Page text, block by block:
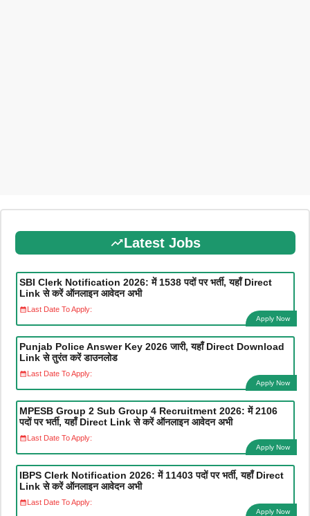
Latest Jobs
SBI Clerk Notification 2026: में 1538 पदों पर भर्ती, यहाँ Direct
Link से करें ऑनलाइन आवेदन अभी
Last Date To Apply:
Apply Now
Punjab Police Answer Key 2026 जारी, यहाँ Direct Download
Link से तुरंत करें डाउनलोड
Last Date To Apply:
Apply Now
MPESB Group 2 Sub Group 4 Recruitment 2026: में 2106
पदों पर भर्ती, यहाँ Direct Link से करें ऑनलाइन आवेदन अभी
Last Date To Apply:
Apply Now
IBPS Clerk Notification 2026: में 11403 पदों पर भर्ती, यहाँ Direct
Link से करें ऑनलाइन आवेदन अभी
Last Date To Apply:
Apply Now